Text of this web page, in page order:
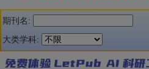
期刊名:
大类学科: